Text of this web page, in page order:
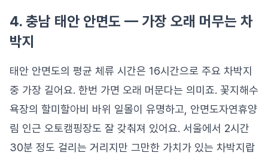
4. 충남 태안 안면도 — 가장 오래 머무는 차
박지
태안 안면도의 평균 체류 시간은 16시간으로 주요 차박지
중 가장 길어요. 한번 가면 오래 머문다는 의미죠. 꽃지해수
욕장의 할미할아비 바위 일몰이 유명하고, 안면도자연휴양
림 인근 오토캠핑장도 잘 갖춰져 있어요. 서울에서 2시간
30분 정도 걸리는 거리지만 그만한 가치가 있는 차박지랍